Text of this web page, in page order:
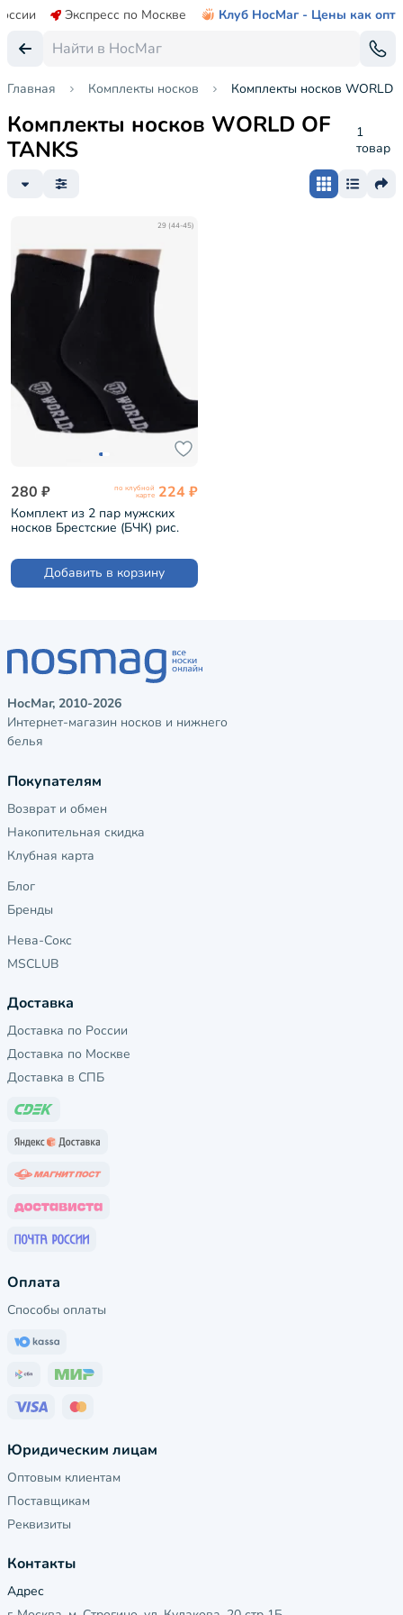
Экспресс по Москве Клуб НосМаг - Цены как опт
Главная Комплекты носков Комплекты носков WORLD
Комплекты носков WORLD OF
TANKS
1
товар
29 (44-45)
280 ₽ по клубной
карте 224 ₽
Комплект из 2 пар мужских
носков Брестские (БЧК) рис.
Добавить в корзину
НосМаг, 2010-2026
Интернет-магазин носков и нижнего
белья
Покупателям
Возврат и обмен
Накопительная скидка
Клубная карта
Блог
Бренды
Нева-Сокс
MSCLUB
Доставка
Доставка по России
Доставка по Москве
Доставка в СПБ
Оплата
Способы оплаты
Юридическим лицам
Оптовым клиентам
Поставщикам
Реквизиты
Контакты
Адрес